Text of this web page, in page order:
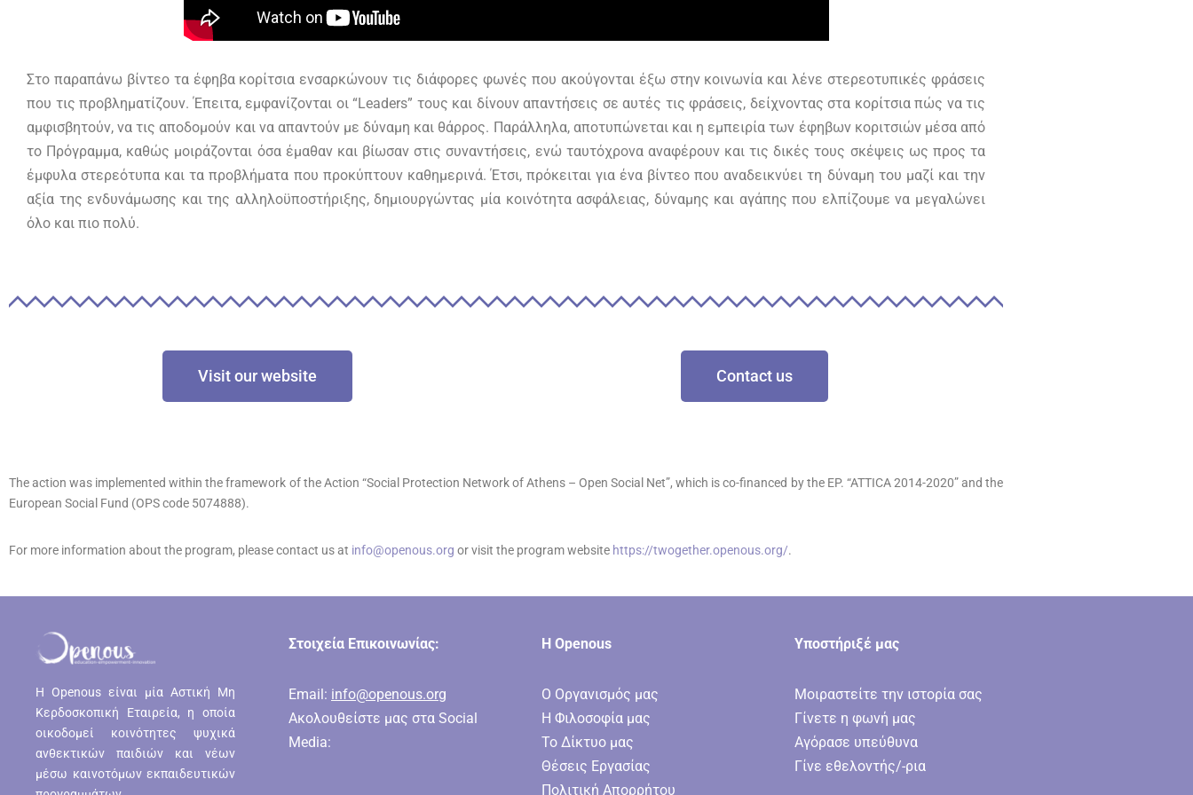
Στο παραπάνω βίντεο τα έφηβα κορίτσια ενσαρκώνουν τις διάφορες φωνές που ακούγονται έξω στην κοινωνία και λένε στερεοτυπικές φράσεις
που τις προβληματίζουν. Έπειτα, εμφανίζονται οι “Leaders” τους και δίνουν απαντήσεις σε αυτές τις φράσεις, δείχνοντας στα κορίτσια πώς να τις
αμφισβητούν, να τις αποδομούν και να απαντούν με δύναμη και θάρρος. Παράλληλα, αποτυπώνεται και η εμπειρία των έφηβων κοριτσιών μέσα από
το Πρόγραμμα, καθώς μοιράζονται όσα έμαθαν και βίωσαν στις συναντήσεις, ενώ ταυτόχρονα αναφέρουν και τις δικές τους σκέψεις ως προς τα
έμφυλα στερεότυπα και τα προβλήματα που προκύπτουν καθημερινά. Έτσι, πρόκειται για ένα βίντεο που αναδεικνύει τη δύναμη του μαζί και την
αξία της ενδυνάμωσης και της αλληλοϋποστήριξης, δημιουργώντας μία κοινότητα ασφάλειας, δύναμης και αγάπης που ελπίζουμε να μεγαλώνει
όλο και πιο πολύ.
Visit our website Contact us
The action was implemented within the framework of the Action “Social Protection Network of Athens – Open Social Net”, which is co-financed by the EP. “ATTICA 2014-2020” and the
European Social Fund (OPS code 5074888).
For more information about the program, please contact us at info@openous.org or visit the program website https://twogether.openous.org/.
H Openous είναι μία Αστική Μη
Κερδοσκοπική Εταιρεία, η οποία
οικοδομεί κοινότητες ψυχικά
ανθεκτικών παιδιών και νέων
μέσω καινοτόμων εκπαιδευτικών
Στοιχεία Επικοινωνίας:
Email: info@openous.org
Ακολουθείστε μας στα Social
Media:
Η Openous
Ο Οργανισμός μας
Η Φιλοσοφία μας
Το Δίκτυο μας
Θέσεις Εργασίας
Πολιτική Απορρήτου
Υποστήριξέ μας
Μοιραστείτε την ιστορία σας
Γίνετε η φωνή μας
Αγόρασε υπεύθυνα
Γίνε εθελοντής/-ρια